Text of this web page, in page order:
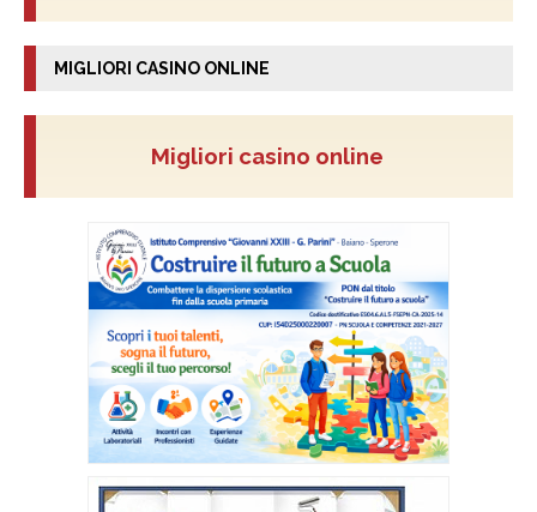
MIGLIORI CASINO ONLINE
Migliori casino online